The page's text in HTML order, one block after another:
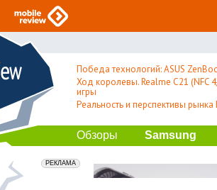
Победа технологий: ASUS
Ход королевы. Realme C21 (NFC
игры
Реальность и перспективы
Обзоры Samsung
erid: 2VfnxxmNzs5
РЕКЛАМА